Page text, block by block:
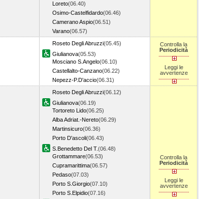
Loreto(06.40)
Osimo-Castelfidardo(06.46)
Camerano Aspio(06.51)
Varano(06.57)
Roseto Degli Abruzzi(05.45)
Giulianova(05.53)
Mosciano S.Angelo(06.10)
Castellalto-Canzano(06.22)
Nepezz-P.D'accio(06.31)
Controlla la
Periodicità
Leggi le
avvertenze
Roseto Degli Abruzzi(06.12)
Giulianova(06.19)
Tortoreto Lido(06.25)
Alba Adriat.-Nereto(06.29)
Martinsicuro(06.36)
Porto D'ascoli(06.43)
S.Benedetto Del T.(06.48)
Grottammare(06.53)
Cupramarittima(06.57)
Pedaso(07.03)
Porto S.Giorgio(07.10)
Porto S.Elpidio(07.16)
Controlla la
Periodicità
Leggi le
avvertenze